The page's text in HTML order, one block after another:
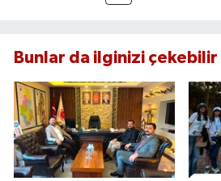
Bunlar da ilginizi çekebilir